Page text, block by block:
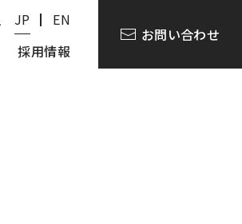
JP EN
お問い合わせ
採用情報